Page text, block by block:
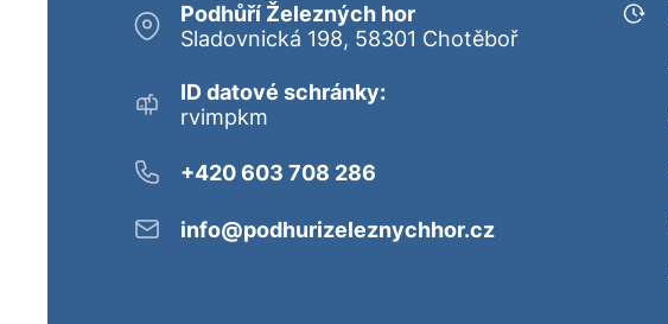
Podhůří Železných hor
Sladovnická 198, 58301 Chotěboř
ID datové schránky:
rvimpkm
+420 603 708 286
info@podhurizeleznychhor.cz